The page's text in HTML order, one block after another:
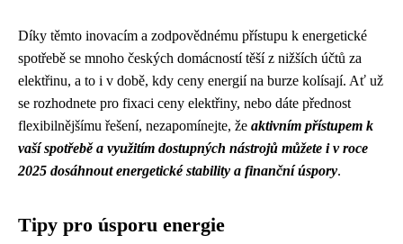
Díky těmto inovacím a zodpovědnému přístupu k energetické
spotřebě se mnoho českých domácností těší z nižších účtů za
elektřinu, a to i v době, kdy ceny energií na burze kolísají. Ať už
se rozhodnete pro fixaci ceny elektřiny, nebo dáte přednost
flexibilnějšímu řešení, nezapomínejte, že aktivním přístupem k
vaší spotřebě a využitím dostupných nástrojů můžete i v roce
2025 dosáhnout energetické stability a finanční úspory.
Tipy pro úsporu energie